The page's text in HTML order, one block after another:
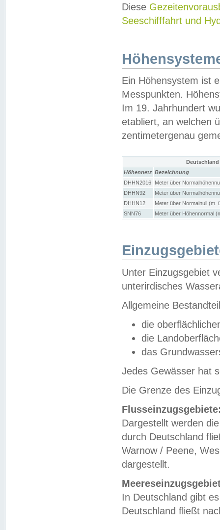
Diese
Seeschifffahrt und
Ein Höhensystem ist
Messpunkten.
Im 19. Jahrhundert
etabliert, an welchen
zentimetergenau
Höhennetz Bezeichnung
DHHN2016
Meter über
DHHN92
Meter über
DHHN12
Meter über Normalnull (m.
SNN76
Meter über Höhennormal
Unter Einzugsgebiet
unterirdisches
Allgemeine
die
die
das
Jedes Gewässer hat
Die Grenze des
Dargestellt werden
durch Deutschland
Warnow / Peene,
dargestellt.
In Deutschland gibt
Deutschland fließt